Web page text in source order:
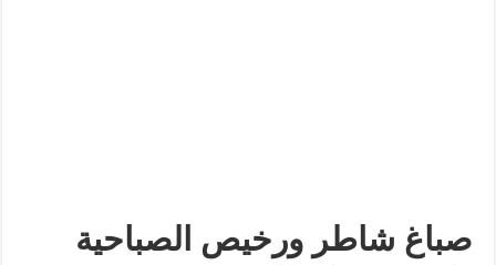
صباغ شاطر ورخيص الصباحية